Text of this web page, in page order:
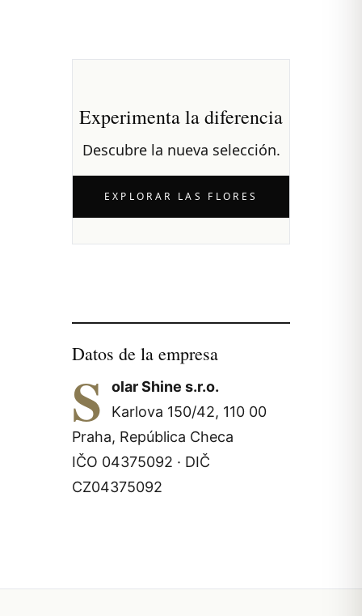
Experimenta la diferencia
Descubre la nueva selección.
EXPLORAR LAS FLORES
Datos de la empresa
S
olar Shine s.r.o.
Karlova 150/42, 110 00
Praha, República Checa
IČO 04375092 · DIČ
CZ04375092